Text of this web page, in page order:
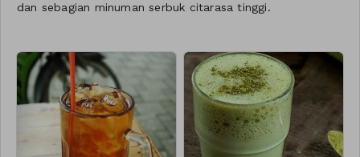
dan sebagian minuman serbuk citarasa tinggi.